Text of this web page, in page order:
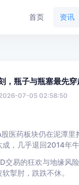
首页 资讯
，瓶子与瓶塞最先
07-05 02:58:50
医药板块仍在泥潭
，几乎退回2014年
交易的狂欢与地缘风
掣肘，跌跌不休。